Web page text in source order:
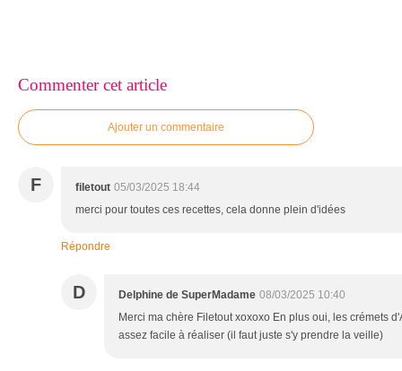
Commenter cet article
Ajouter un commentaire
F filetout 05/03/2025 18:44
merci pour toutes ces recettes, cela donne plein d'idées
Répondre
D Delphine de SuperMadame 08/03/2025 10:40
Merci ma chère Filetout xoxoxo En plus oui, les crémets
assez facile à réaliser (il faut juste s'y prendre la veille)